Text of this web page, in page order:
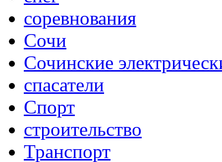
соревнования
Сочи
Сочинские
спасатели
Спорт
строительство
Транспорт